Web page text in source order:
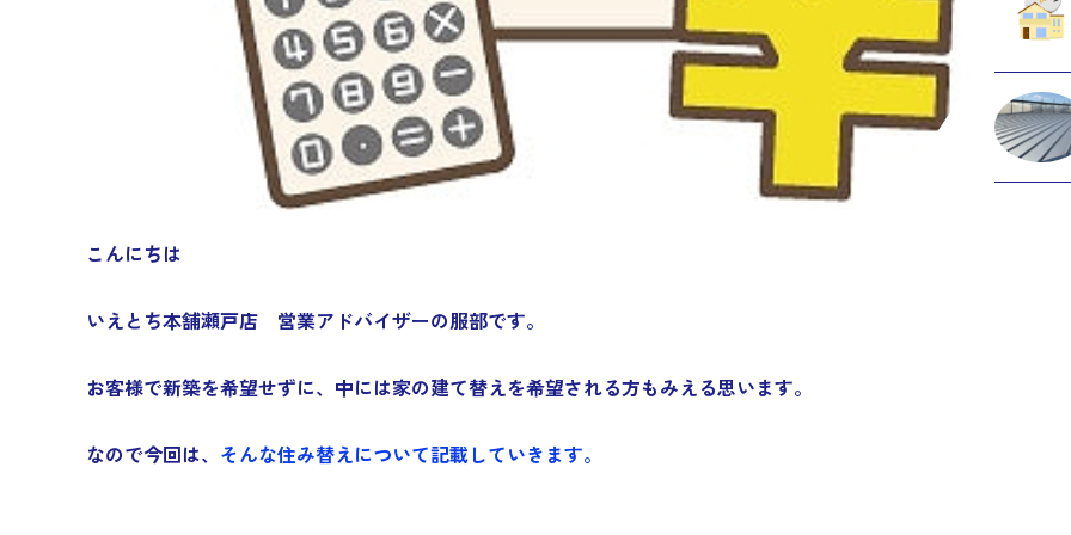
こんにちは
いえとち本舗瀬戸店 営業アドバイザーの服部です。
お客様で新築を希望せずに、中には家の建て替えを希望される方もみえる思います。
なので今回は、 そんな住み替えについて記載していきます。